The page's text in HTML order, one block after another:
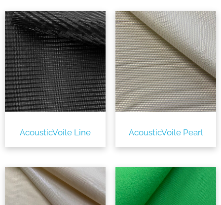
AcousticVoile Line AcousticVoile Pearl